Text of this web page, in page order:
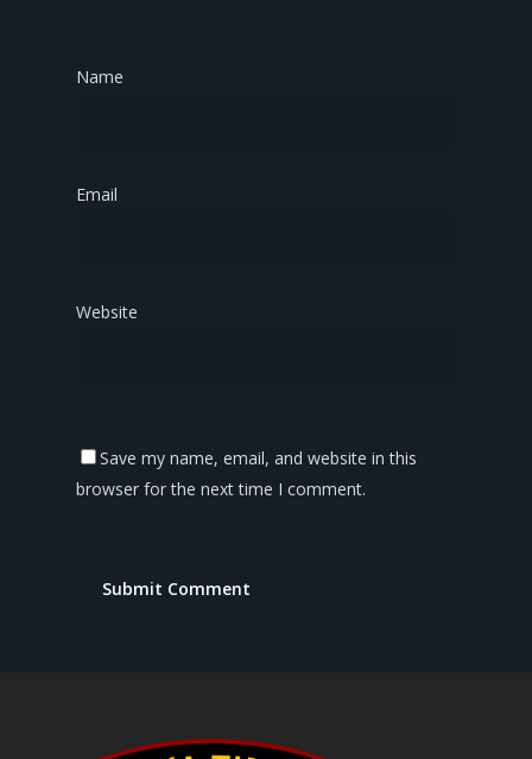
Name
Email
Website
Save my name, email, and website in this
browser for the next time I comment.